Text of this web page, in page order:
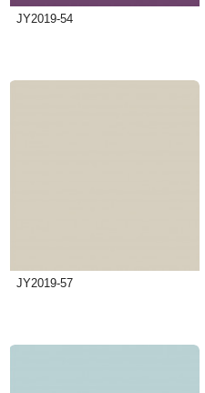
JY2019-54
JY2019-57